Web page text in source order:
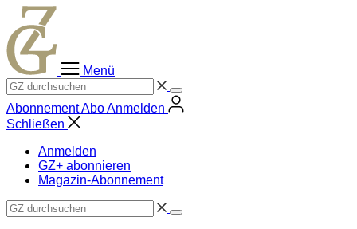
Zum
Inhalt
springen
Menü
AbonnementAboAnmelden
Schließen
Anmelden
GZ+ abonnieren
Magazin-Abonnement